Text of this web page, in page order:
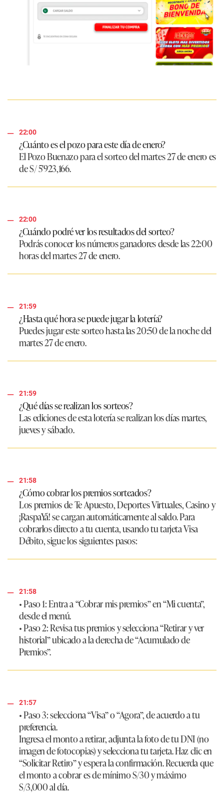
22:00
¿Cuánto es el pozo para este día de enero?
El Pozo Buenazo para el sorteo del martes 27 de enero es
deS/ 5′923,166.
22:00
¿Cuándo podré ver los resultados del sorteo?
Podrás conocer los números ganadores desde las 22:00
horas del martes 27 de enero.
21:59
¿Hasta qué hora se puede jugar la lotería?
Puedes jugar este sorteo hasta las 20:50 de la noche del
martes 27 de enero.
21:59
¿Qué días se realizan los sorteos?
Las ediciones de esta lotería se realizan los días martes,
jueves y sábado.
21:58
¿Cómo cobrar los premios sorteados?
Los premios de Te Apuesto, Deportes Virtuales, Casino y
¡RaspaYá! se cargan automáticamente al saldo. Para
cobrarlos directo a tu cuenta, usando tu tarjeta Visa
Débito, sigue los siguientes pasos:
21:58
• Paso 1:Entra a “Cobrar mis premios” en “Mi cuenta”,
desde el menú.
• Paso 2:Revisa tus premios y selecciona “Retirar y ver
historial” ubicado a la derecha de “Acumulado de
Premios”.
21:57
• Paso 3:selecciona “Visa” o “Agora”, de acuerdo a tu
preferencia.
Ingresa el monto a retirar, adjunta la foto de tu DNI (no
imagen de fotocopias) y selecciona tu tarjeta. Haz clic en
“Solicitar Retiro” y espera la confirmación. Recuerda que
el monto a cobrar es de mínimo S/30 y máximo
S/3,000 al día.